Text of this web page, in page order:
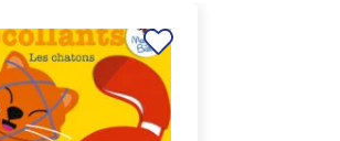
Ajouter
à la
liste de
souhaits